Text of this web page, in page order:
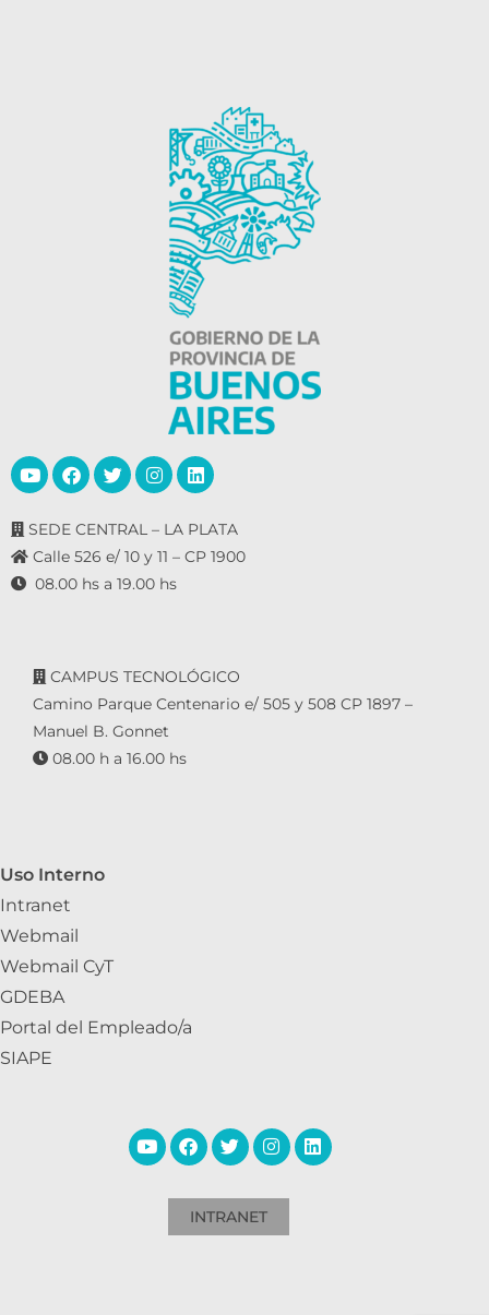
SEDE CENTRAL – LA PLATA
Calle 526 e/ 10 y 11 – CP 1900
08.00 hs a 19.00 hs
CAMPUS TECNOLÓGICO
Camino Parque Centenario e/ 505 y 508 CP 1897 –
Manuel B. Gonnet
08.00 h a 16.00 hs
Uso Interno
Intranet
Webmail
Webmail CyT
GDEBA
Portal del Empleado/a
SIAPE
INTRANET